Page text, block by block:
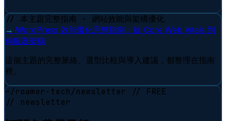
// 本主題完整指南 · 網站效能與架構優化
→ WordPress 效能優化完整指南：從 Core Web Vitals 到
伺服器架構
這個主題的完整脈絡、選型比較與導入建議，都整理在指南
裡。
~/roamer-tech/newsletter
// FREE
// newsletter